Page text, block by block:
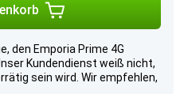
den Emporia Prime 4G
Kundendienst weiß nicht,
sein wird. Wir empfehlen,